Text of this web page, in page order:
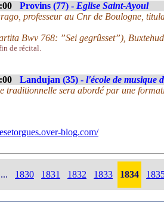
Provins (77) - Eglise Saint-Ayoul
professeur au Cnr de Boulogne,
Bwv 768: ”Sei gegrûsset”),
de récital.
Landujan (35) - l'école de musique
traditionnelle sera abordé par une
blog.com/
... 1830 1831 1832 1833 1834